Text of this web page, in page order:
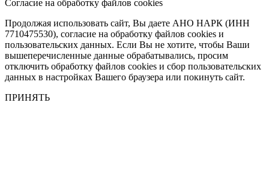
Согласие на обработку файлов cookies
Продолжая использовать сайт, Вы даете АНО НАРК (ИНН
7710475530), согласие на обработку файлов cookies и
пользовательских данных. Если Вы не хотите, чтобы Ваши
вышеперечисленные данные обрабатывались, просим
отключить обработку файлов cookies и сбор пользовательских
данных в настройках Вашего браузера или покинуть сайт.
ПРИНЯТЬ